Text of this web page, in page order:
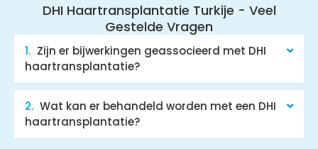
DHI Haartransplantatie Turkije - Veel
Gestelde Vragen​
Zijn er bijwerkingen geassocieerd met DHI
haartransplantatie?
Wat kan er behandeld worden met een DHI
haartransplantatie?